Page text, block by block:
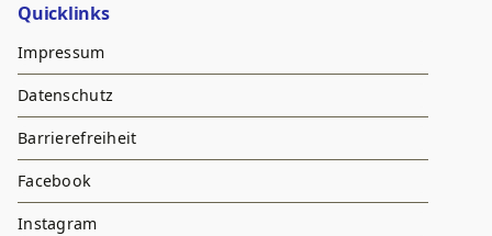
Quicklinks
Impressum
Datenschutz
Barrierefreiheit
Facebook
Instagram